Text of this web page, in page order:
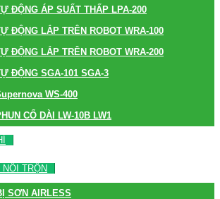
ĐỘNG ÁP SUẤT THẤP LPA-200
ĐỘNG LẮP TRÊN ROBOT WRA-100
ĐỘNG LẮP TRÊN ROBOT WRA-200
ĐỘNG SGA-101 SGA-3
WS-400
CỔ DÀI LW-10B LW1
TRỘN
SƠN AIRLESS